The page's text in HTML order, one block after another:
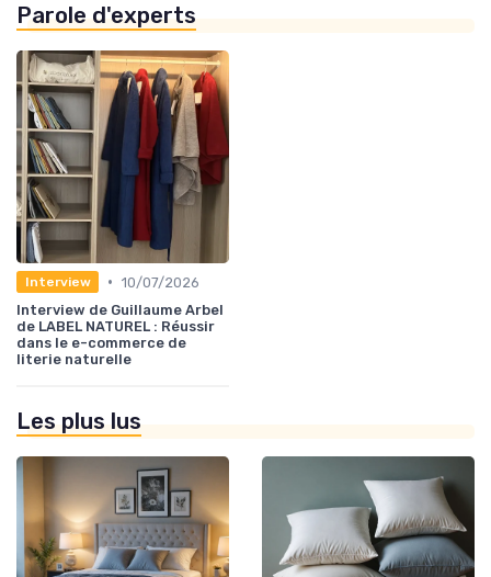
Parole d'experts
Interview • 10/07/2026
Interview de Guillaume Arbel
de LABEL NATUREL : Réussir
dans le e-commerce de
literie naturelle
Les plus lus